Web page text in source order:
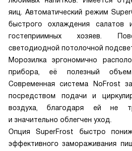
яиц. Автоматический режим
быстрого охлаждения салатов
гостеприимных хозяев.
светодиодной потолочной
Морозилка эргономично
прибора, её полезный
Современная система NoFrost
посредством подачи и
воздуха, благодаря ей не
и значительно облегчен уход.
Опция SuperFrost быстро
эффективного замораживания